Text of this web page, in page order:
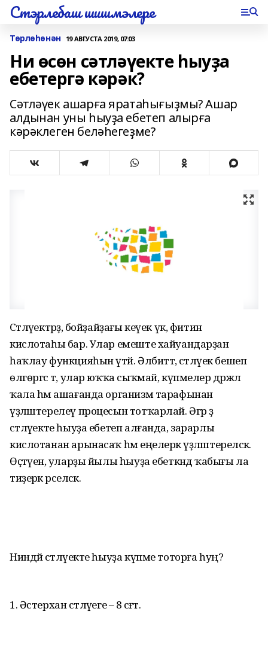
Стэрлебаш шишмэлере
Төрлөһөнән 19 АВГУСТА 2019, 07:03
Ни өсөн сәтләүекте һыуҙа
ебетергә кәрәк?
Сәтләүек ашарға яратаһығыҙмы? Ашар
алдынан уны һыуҙа ебетеп алырға
кәрәклеген беләһегеҙме?
Сәтләүектәрҙә, бойҙайҙағы кеүек үк, фитин
кислотаһы бар. Улар емеште хайуандарҙан
һаҡлау функцияһын үтәй. Әлбиттә, сәтләүек бешеп
өлгөргәс тә, улар юҡҡа сыҡмай, күпмелер дәрәжәлә
ҡала һәм ашағанда организм тарафынан
үҙләштерелеү процесын тотҡарлай. Әгәр ҙә
сәтләүекте һыуҙа ебетеп алғанда, зарарлы
кислотанан арынасаҡ һәм еңелерәк үҙләштереләсәк.
Өҫтәүенә, уларҙы йылы һыуҙа ебеткәндә ҡабығы ла
тиҙерәк әрселәсәк.
Ниндәй сәтләүекте һыуҙа күпме тоторға һуң?
1. Әстерхан сәтләүеге – 8 сәғәт.